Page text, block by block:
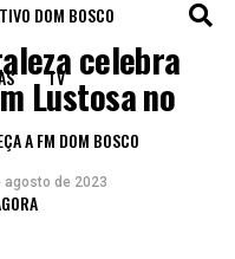
DOM BOSCO
TV
A FM DOM BOSCO
celebra
Lustosa no
agosto de 2023